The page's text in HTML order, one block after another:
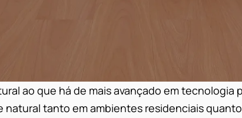
ao que há de mais avançado em tecnologia
tanto em ambientes residenciais